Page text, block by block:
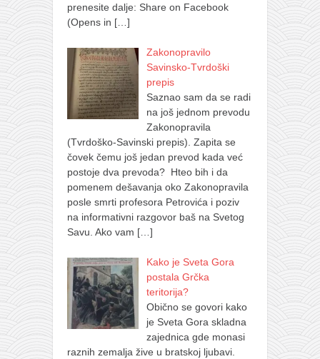
prenesite dalje: Share on Facebook
(Opens in […]
Zakonopravilo
Savinsko-Tvrdoški
prepis
Saznao sam da se radi
na još jednom prevodu
Zakonopravila
(Tvrdoško-Savinski prepis). Zapita se
čovek čemu još jedan prevod kada već
postoje dva prevoda? Hteo bih i da
pomenem dešavanja oko Zakonopravila
posle smrti profesora Petrovića i poziv
na informativni razgovor baš na Svetog
Savu. Ako vam […]
Kako je Sveta Gora
postala Grčka
teritorija?
Obično se govori kako
je Sveta Gora skladna
zajednica gde monasi
raznih zemalja žive u bratskoj ljubavi.